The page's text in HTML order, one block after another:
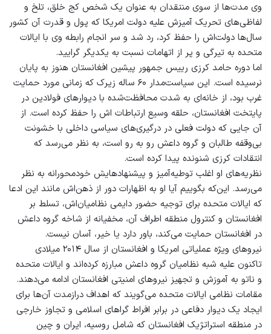
وی مدت‌ها از سوی منتقدان به عنوان یک شخص کج خلق، تلخ و
لفاظی‌های تحریک آمیزش علیه دولت امریکا که پول و قدرت آن کشور
سال‌ها دولت‌اش را حفظ کرد، رد شد و سر انجام رابطه وی با ایالات
متحده به تیرگی و پر از اتهامات نسبت به یکدیگر گرایید.
اما دوره حامد کرزی رییس‌ جمهور پیشین افغانستان هنوز به پایان
نرسیده است. این سیاست‌‌مدار ۶۰ ساله‌ زیرک که زمانی مورد حمایت
غرب بود، از خانه‌‌ای به ‌شدت محافظت‌شده با دیوارهای فولادین‌ در
پایتخت افغانستان، حلقه‌ وسیع ارتباطات‌ اش را حفظ کرده است. از
آن‌ جایی‌ که دولت فعلی در درگیری‌های سیاسی داخلی با خشونت
بی‌وقفه‌ طالبان و گروه داعش رو به رو است، به ‌نظر می‌رسد که
انتقادات کرزی شنونده پیدا کرده است.
نظریه‌های او اغلب توطیه‌آمیز و پیشنهادهایش خودمحورانه به ‌نظر
می‌رسد. این‌که بگوییم آیا او به اظهارات دور از ذهن‌اش مانند این ادعا
که ایالات متحده برای توجیه حضور دایمی نظامیان‌‌اش، تسلط بر
افغانستان و کنترول منطقه‌ اطراف آن، مخفیانه از شاخه‌ گروه داعش
در افغانستان حمایت می‌‌کند، باور دارد یا خیر، آسان نیست.
نیروهای ویژه عملیاتی امریکا و افغانستان از سال ۲۰۱۴ میلادی
تاکنون علیه شبه نظامیان گروه داعش مبارزه کرده‌اند و ایالات متحده
و ناتو به آموزش و تجهیز نیروهای امنیتی افغانستان ادامه می‌دهند.
مقامات نظامی ایالات متحده می‌گویند که اهداف درازمدت آن‌ها برای
ایجاد یک دیوار دفاعی در برابر افراط گراهای اسلامی و تجاوز خارجی
در منطقه استراتژیک افغانستان که شامل روسیه، ایران و چین